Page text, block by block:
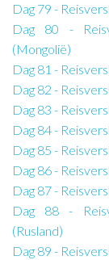
Dag 79 -
Dag 80 -
(Mongolië)
Dag 81 -
Dag 82 -
Dag 83 -
Dag 84 -
Dag 85 -
Dag 86 -
Dag 87 -
Dag 88 -
(Rusland)
Dag 89 -